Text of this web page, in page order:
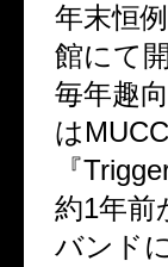
年末恒
館にて
毎年趣
は
『
約1年前
バンド